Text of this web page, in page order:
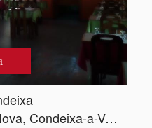
Coimbra, Condeixa-a-Nova, Condeixa-a-Velha e Condeixa-a-Nova